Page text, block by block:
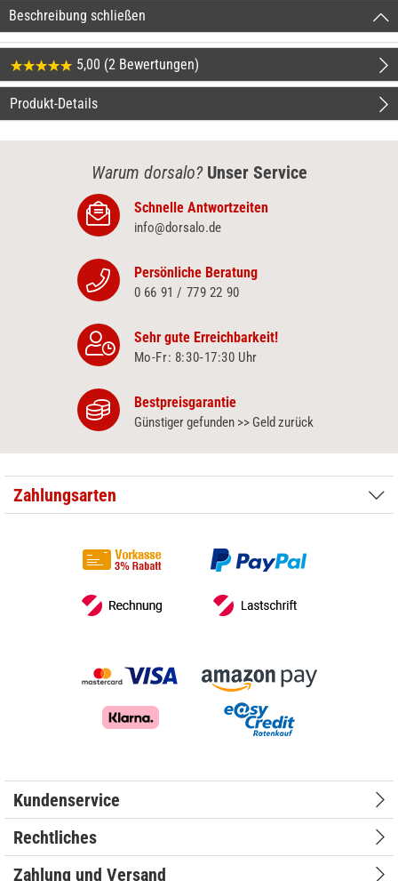
Beschreibung schließen
5,00 (2 Bewertungen)
Produkt-Details
Warum dorsalo? Unser Service
Schnelle Antwortzeiten
info@dorsalo.de
Persönliche Beratung
0 66 91 / 779 22 90
Sehr gute Erreichbarkeit!
Mo-Fr: 8:30‑17:30 Uhr
Bestpreisgarantie
Günstiger gefunden >> Geld zurück
Zahlungsarten
Kundenservice
Rechtliches
Zahlung und Versand